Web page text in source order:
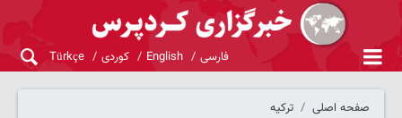
فارسی English کوردی Türkçe
صفحه اصلی ترکیه